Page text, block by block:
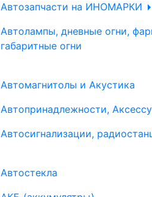
Автозапчасти на ИНОМАРКИ
Автолампы, дневные огни,
габаритные огни
Автомагнитолы и Акустика
Автопринадлежности,
Автосигнализации,
Автостекла